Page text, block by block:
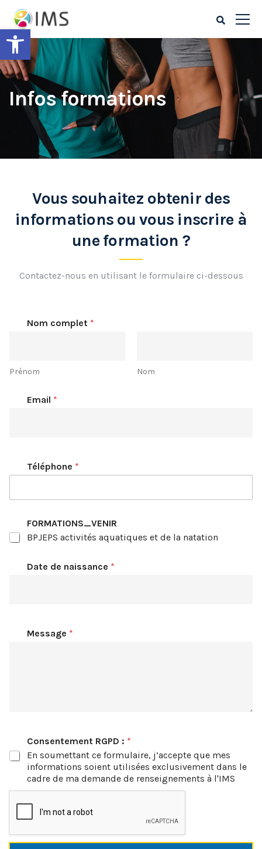
Ouvrir la barre d’outils
Infos formations
Vous souhaitez obtenir des
informations ou vous inscrire à
une formation ?
Contactez-nous en utilisant le formulaire ci-dessous
Nom complet *
Prénom Nom
Email *
C
o
s
n
t
e
e
e
Téléphone *
FORMATIONS_VENIR
BPJEPS activités aquatiques et de la natation
Date de naissance *
Message *
Consentement RGPD : *
En soumettant ce formulaire, j’accepte que mes
informations soient utilisées exclusivement dans le
cadre de ma demande de renseignements à l'IMS